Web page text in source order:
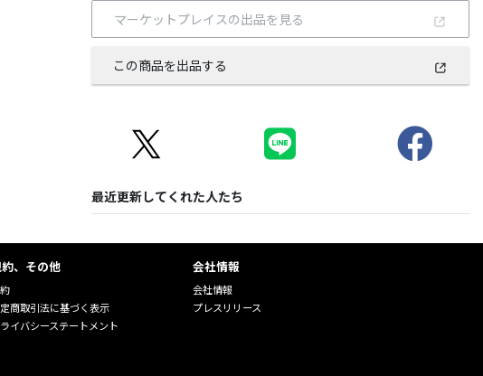
マーケットプレイスの出品を見る
この商品を出品する
最近更新してくれた人たち
、その他
商取引法に基づく表示
イバシーステートメント
会社情報
会社情報
プレスリリース